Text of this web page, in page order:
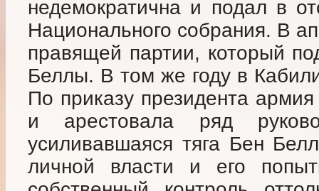
недемократична и подал в
Национального собрания. В
правящей партии, который
Беллы. В том же году в
По приказу президента
и арестовала ряд
усиливавшаяся тяга Бен
личной власти и его